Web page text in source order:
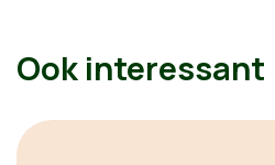
Ook interessant